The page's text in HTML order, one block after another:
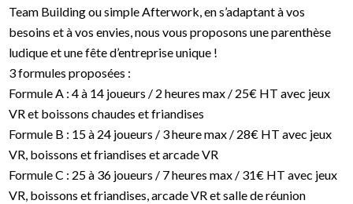
Team Building ou simple Afterwork, en s’adaptant à vos
besoins et à vos envies, nous vous proposons une parenthèse
ludique et une fête d’entreprise unique !
3 formules proposées :
Formule A : 4 à 14 joueurs / 2 heures max / 25€ HT avec jeux
VR et boissons chaudes et friandises
Formule B : 15 à 24 joueurs / 3 heure max / 28€ HT avec jeux
VR, boissons et friandises et arcade VR
Formule C : 25 à 36 joueurs / 7 heures max / 31€ HT avec jeux
VR, boissons et friandises, arcade VR et salle de réunion